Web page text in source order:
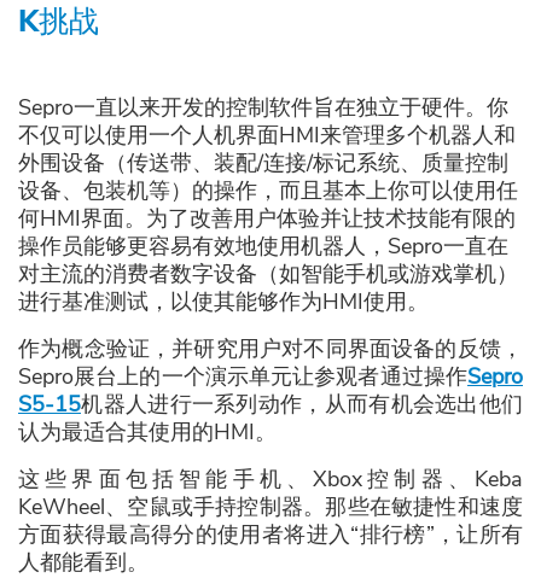
K挑战
Sepro一直以来开发的控制软件旨在独立于硬件。你
不仅可以使用一个人机界面HMI来管理多个机器人和
外围设备（传送带、装配/连接/标记系统、质量控制
设备、包装机等）的操作，而且基本上你可以使用任
何HMI界面。为了改善用户体验并让技术技能有限的
操作员能够更容易有效地使用机器人，Sepro一直在
对主流的消费者数字设备（如智能手机或游戏掌机）
进行基准测试，以使其能够作为HMI使用。
作为概念验证，并研究用户对不同界面设备的反馈，
Sepro展台上的一个演示单元让参观者通过操作Sepro
S5-15机器人进行一系列动作，从而有机会选出他们
认为最适合其使用的HMI。
这些界面包括智能手机、Xbox控制器、Keba
KeWheel、空鼠或手持控制器。那些在敏捷性和速度
方面获得最高得分的使用者将进入“排行榜”，让所有
人都能看到。